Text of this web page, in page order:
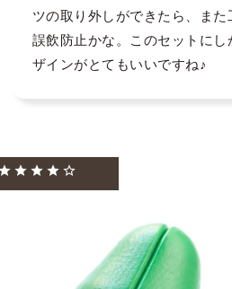
ツの取り外しができたら、また
誤飲防止かな。このセットに
ザインがとてもいいですね♪